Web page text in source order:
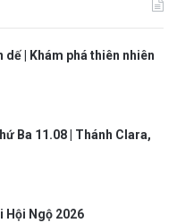
| Khám phá thiên nhiên
Ba 11.08 | Thánh Clara,
Hội Ngộ 2026